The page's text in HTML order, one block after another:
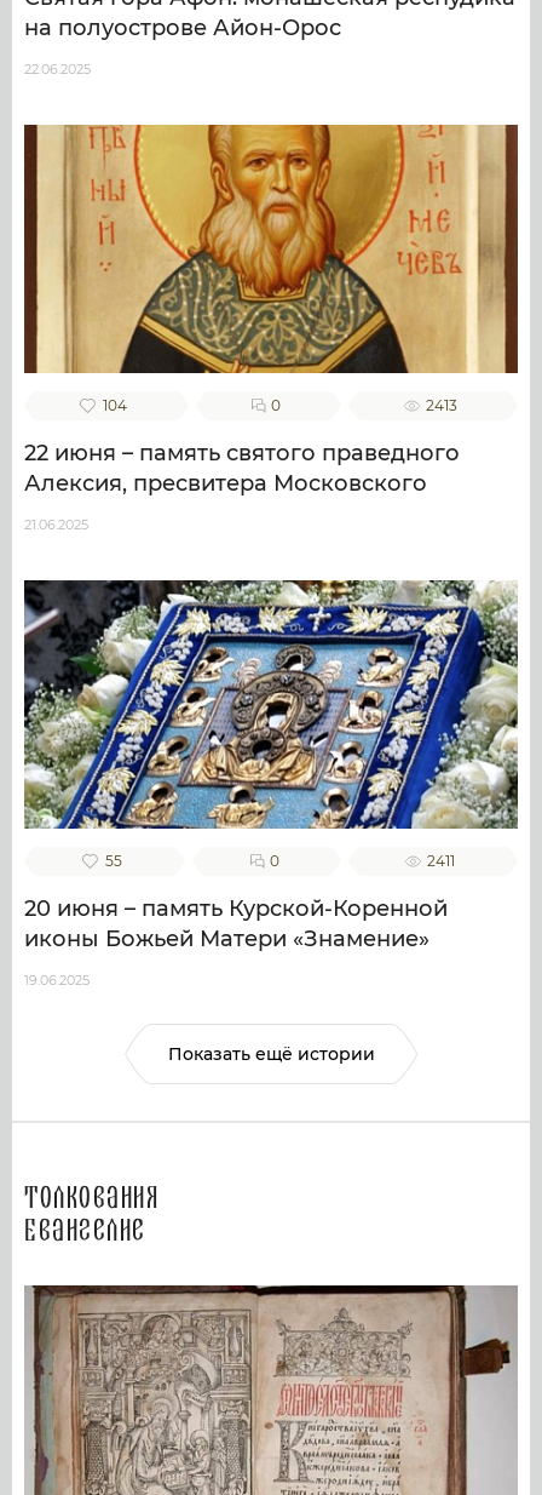
на полуострове Айон-Орос
22.06.2025
104 0 2413
22 июня – память святого праведного
Алексия, пресвитера Московского
21.06.2025
55 0 2411
20 июня – память Курской-Коренной
иконы Божьей Матери «Знамение»
19.06.2025
Показать ещё истории
Толкования
Евангелие